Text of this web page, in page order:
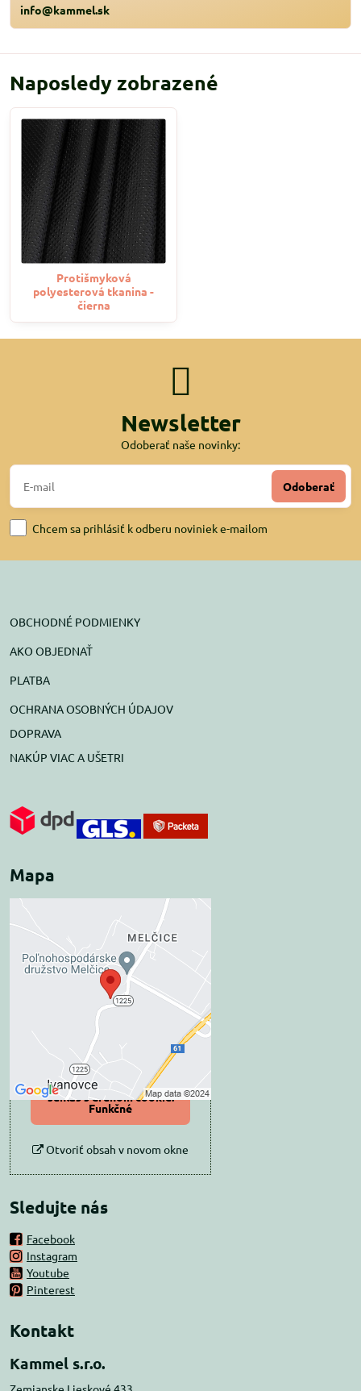
info@kammel.sk
Naposledy zobrazené
Protišmyková
polyesterová tkanina -
čierna
Newsletter
Odoberať naše novinky:
Odoberať
Chcem sa prihlásiť k odberu noviniek e-mailom
OBCHODNÉ PODMIENKY
AKO OBJEDNAŤ
PLATBA
OCHRANA OSOBNÝCH ÚDAJOV
DOPRAVA
NAKÚP VIAC A UŠETRI
Mapa
Externý obsah je
blokovaný Voľbami
súkromia
Prajete si načítať externý obsah?
Povoliť tentokrát
Povoliť a zapamätať -
súhlas s druhom cookie:
Funkčné
Otvoriť obsah v novom okne
Sledujte nás
Facebook
Instagram
Youtube
Pinterest
Kontakt
Kammel s.r.o.